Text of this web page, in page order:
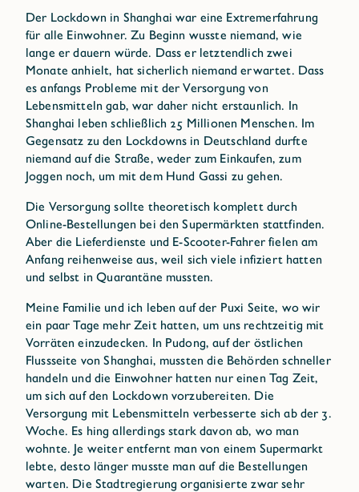
Der Lockdown in Shanghai war eine Extremerfahrung
für alle Einwohner. Zu Beginn wusste niemand, wie
lange er dauern würde. Dass er letztendlich zwei
Monate anhielt, hat sicherlich niemand erwartet. Dass
es anfangs Probleme mit der Versorgung von
Lebensmitteln gab, war daher nicht erstaunlich. In
Shanghai leben schließlich 25 Millionen Menschen. Im
Gegensatz zu den Lockdowns in Deutschland durfte
niemand auf die Straße, weder zum Einkaufen, zum
Joggen noch, um mit dem Hund Gassi zu gehen.
Die Versorgung sollte theoretisch komplett durch
Online-Bestellungen bei den Supermärkten stattfinden.
Aber die Lieferdienste und E-Scooter-Fahrer fielen am
Anfang reihenweise aus, weil sich viele infiziert hatten
und selbst in Quarantäne mussten.
Meine Familie und ich leben auf der Puxi Seite, wo wir
ein paar Tage mehr Zeit hatten, um uns rechtzeitig mit
Vorräten einzudecken. In Pudong, auf der östlichen
Flussseite von Shanghai, mussten die Behörden schneller
handeln und die Einwohner hatten nur einen Tag Zeit,
um sich auf den Lockdown vorzubereiten. Die
Versorgung mit Lebensmitteln verbesserte sich ab der 3.
Woche. Es hing allerdings stark davon ab, wo man
wohnte. Je weiter entfernt man von einem Supermarkt
lebte, desto länger musste man auf die Bestellungen
warten. Die Stadtregierung organisierte zwar sehr